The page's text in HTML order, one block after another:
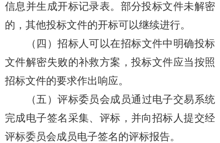
信息并生成开标记录表。部分投标文件未解密
的，其他投标文件的开标可以继续进行。
（四）招标人可以在招标文件中明确投标
文件解密失败的补救方案，投标文件应当按照
招标文件的要求作出响应。
（五）评标委员会成员通过电子交易系统
完成电子签名采集、评标，并向招标人提交经
评标委员会成员电子签名的评标报告。